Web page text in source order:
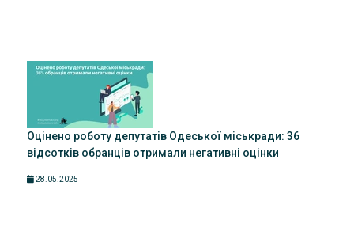
Оцінено роботу депутатів Одеської міськради: 36
відсотків обранців отримали негативні оцінки
28.05.2025